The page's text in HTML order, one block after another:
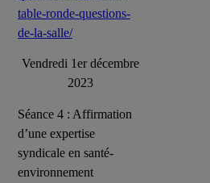
table-ronde-questions-
de-la-salle/
Vendredi 1er décembre
2023
Séance 4 : Affirmation
d’une expertise
syndicale en santé-
environnement